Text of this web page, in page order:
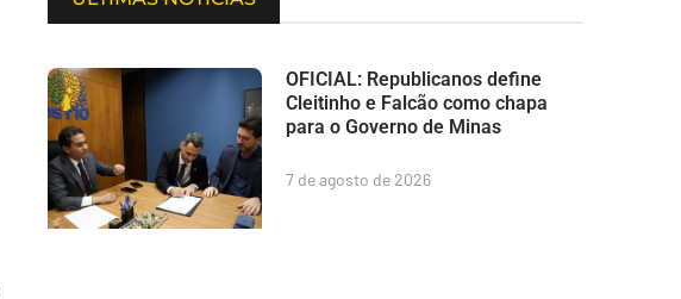
OFICIAL: Republicanos define
Cleitinho e Falcão como chapa
para o Governo de Minas
7 de agosto de 2026